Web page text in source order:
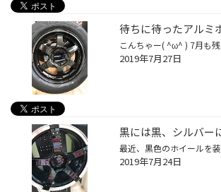
待ちに待ったアルミ
2019年7月27日
黒には黒、シルバー
2019年7月24日